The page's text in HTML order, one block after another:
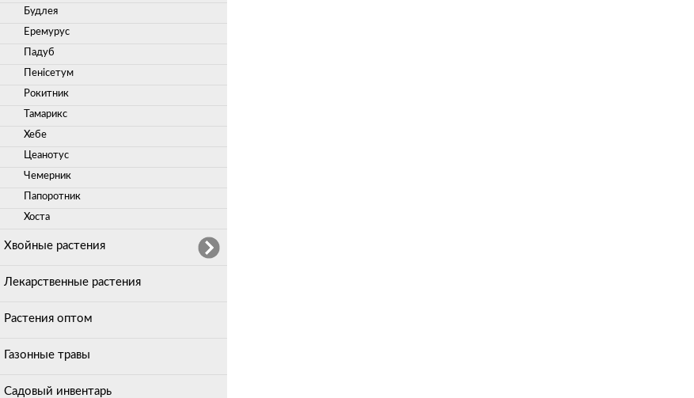
Будлея
Еремурус
Падуб
Пенісетум
Рокитник
Тамарикс
Хебе
Цеанотус
Чемерник
Папоротник
Хоста
Хвойные растения
Лекарственные растения
Растения оптом
Газонные травы
Садовый инвентарь